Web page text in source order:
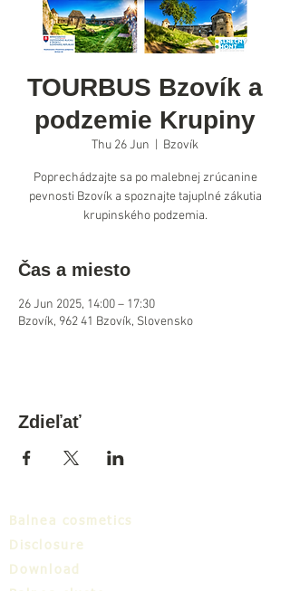
TOURBUS Bzovík a
podzemie Krupiny
Thu 26 Jun Bzovík
Poprechádzajte sa po malebnej zrúcanine
pevnosti Bzovík a spoznajte tajuplné zákutia
krupinského podzemia.
Čas a miesto
26 Jun 2025, 14:00 – 17:30
Bzovík, 962 41 Bzovík, Slovensko
Zdieľať
Balnea cosmetics
Disclosure
Download